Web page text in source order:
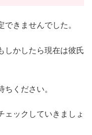
きませんでした。
しかしたら現在は彼氏
ください。
ェックしていきましょ